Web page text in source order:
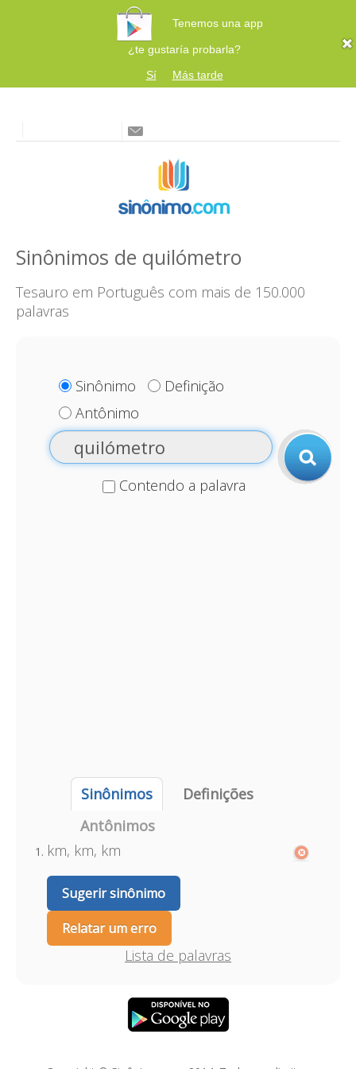
Tenemos una app
¿te gustaría probarla?
Sí
Más tarde
Sinônimos de quilómetro
Tesauro em Português com mais de 150.000
palavras
Sinônimo
Definição
Antônimo
Contendo a palavra
Sinônimos
Definições
Antônimos
km, km, km
Sugerir sinônimo
Relatar um erro
Lista de palavras